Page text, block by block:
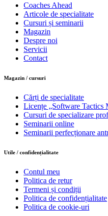
Coaches Ahead
Articole de specialitate
Cursuri și seminarii
Magazin
Despre noi
Servicii
Contact
Magazin / cursuri
Cărți de specialitate
Licențe „Software Tactics
Cursuri de specializare
Seminarii online
Seminarii perfecționare
Utile / confidențialitate
Contul meu
Politica de retur
Termeni și condiții
Politica de confidențialitate
Politica de cookie-uri